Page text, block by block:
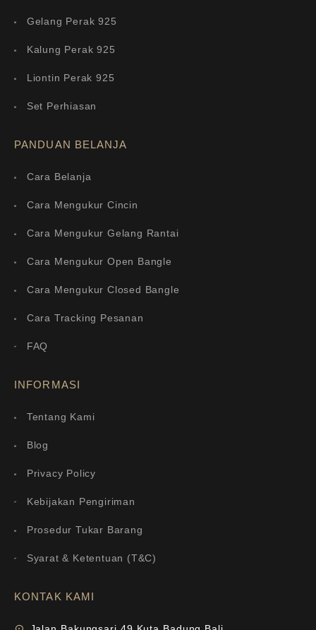
Gelang Perak 925
Kalung Perak 925
Liontin Perak 925
Set Perhiasan
PANDUAN BELANJA
Cara Belanja
Cara Mengukur Cincin
Cara Mengukur Gelang Rantai
Cara Mengukur Open Bangle
Cara Mengukur Closed Bangle
Cara Tracking Pesanan
FAQ
INFORMASI
Tentang Kami
Blog
Privacy Policy
Kebijakan Pengiriman
Prosedur Tukar Barang
Syarat & Ketentuan (T&C)
KONTAK KAMI